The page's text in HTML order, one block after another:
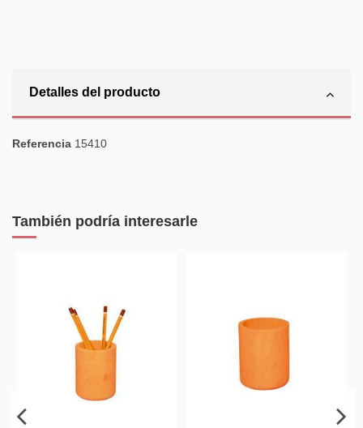
Detalles del producto
Referencia 15410
También podría interesarle